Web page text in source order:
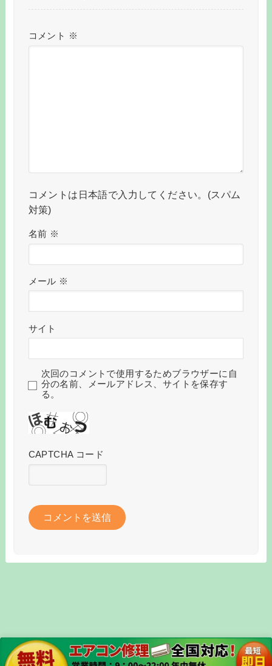
コメント ※
コメントは日本語で入力してください。(スパム
対策)
名前 ※
メール ※
サイト
次回のコメントで使用するためブラウザーに自
分の名前、メールアドレス、サイトを保存す
る。
CAPTCHA コード